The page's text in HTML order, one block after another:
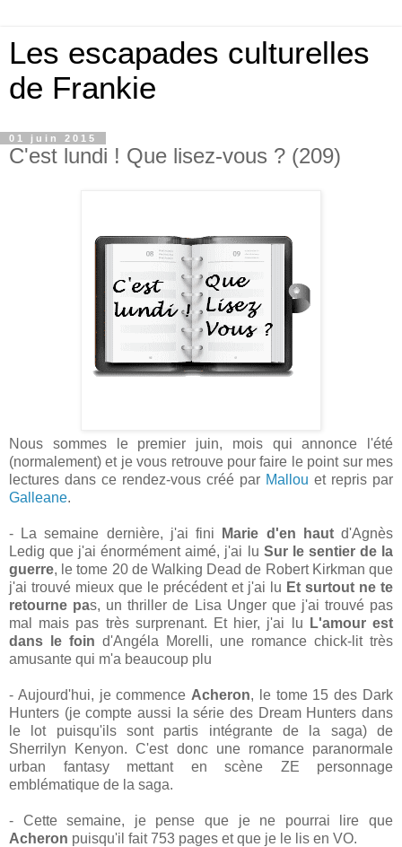
Les escapades culturelles
de Frankie
01 juin 2015
C'est lundi ! Que lisez-vous ? (209)
Nous sommes le premier juin, mois qui annonce l'été
(normalement) et je vous retrouve pour faire le point sur mes
lectures dans ce rendez-vous créé par Mallou et repris par
Galleane.
- La semaine dernière, j'ai fini Marie d'en hautd'Agnès
Ledig que j'ai énormément aimé, j'ai lu Sur le sentier de la
guerre, le tome 20 de Walking Dead de Robert Kirkman que
j'ai trouvé mieux que le précédent et j'ai lu Et surtout ne te
retourne pas, un thriller de Lisa Unger que j'ai trouvé pas
mal mais pas très surprenant. Et hier, j'ai lu
L'amour est
dans le foin d'Angéla Morelli, une romance chick-lit très
amusante qui m'a beaucoup plu
- Aujourd'hui, je commence Acheron, le tome 15 des Dark
Hunters (je compte aussi la série des Dream Hunters dans
le lot puisqu'ils sont partis intégrante de la saga) de
Sherrilyn Kenyon. C'est donc une romance paranormale
urban fantasy mettant en scène ZE personnage
emblématique de la saga.
- Cette semaine, je pense que je ne pourrai lire que
Acheron puisqu'il fait 753 pages et que je le lis en VO.